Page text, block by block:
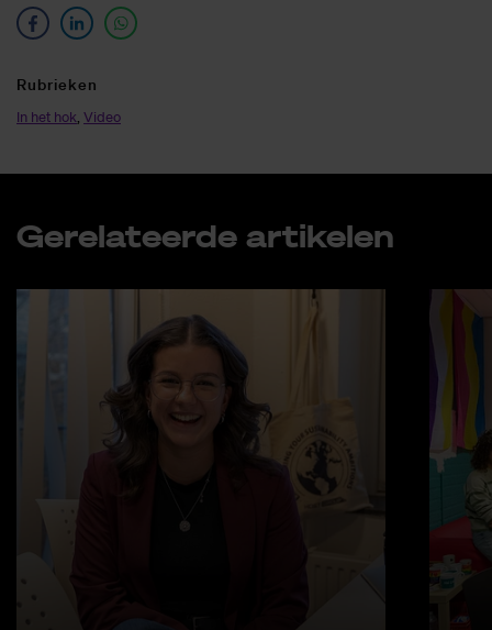
Ru­brie­ken
In het hok, Video
Ge­re­la­teer­de ar­ti­ke­len